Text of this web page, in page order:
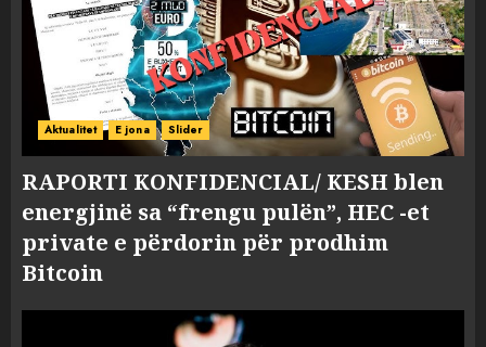
Aktualitet E jona Slider
RAPORTI KONFIDENCIAL/ KESH blen
energjinë sa “frengu pulën”, HEC -et
private e përdorin për prodhim
Bitcoin